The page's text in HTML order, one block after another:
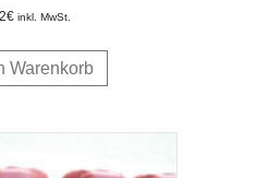
€ inkl. MwSt.
Warenkorb